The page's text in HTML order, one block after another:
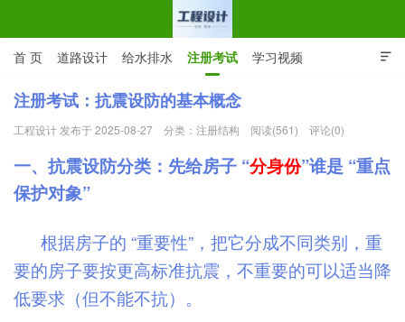

首 页 道路设计 给水排水 注册考试 学习视频
CAD图纸 专业词汇 规范下载 在线留言
注册考试：抗震设防的基本概念
工程设计 发布于 2025-08-27 分类： 注册结构 阅读(561) 评论(0)
一、抗震设防分类：先给房子 “分身份”谁是 “重点
保护对象”
根据房子的 “重要性”，把它分成不同类别，重
要的房子要按更高标准抗震，不重要的可以适当降
低要求（但不能不抗）。